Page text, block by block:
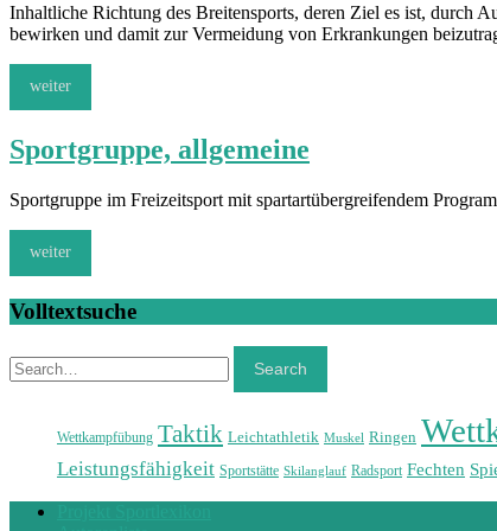
Inhaltliche Richtung des Breitensports, deren Ziel es ist, durch
bewirken und damit zur Vermeidung von Erkrankungen
weiter
Sportgruppe, allgemeine
Sportgruppe im Freizeitsport mit spartartübergreifendem
weiter
Volltextsuche
Search
Search
Wettkampfübung Taktik Leichtathletik Muskel Ringen
Leistungsfähigkeit Sportstätte Skilanglauf Radsport Fechten